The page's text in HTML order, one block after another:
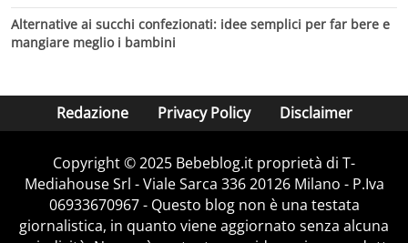
Alternative ai succhi confezionati: idee semplici per far bere e
mangiare meglio i bambini
Redazione Privacy Policy Disclaimer
Copyright © 2025 Bebeblog.it proprietà di T-
Mediahouse Srl - Viale Sarca 336 20126 Milano - P.Iva
06933670967 - Questo blog non è una testata
giornalistica, in quanto viene aggiornato senza alcuna